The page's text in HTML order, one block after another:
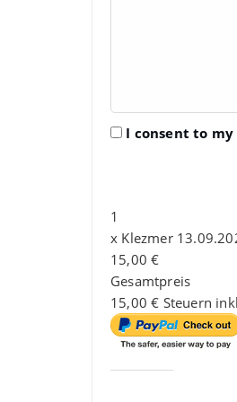
I consent to
1
x Klezmer
15,00 €
Gesamtpreis
15,00 € Steuern